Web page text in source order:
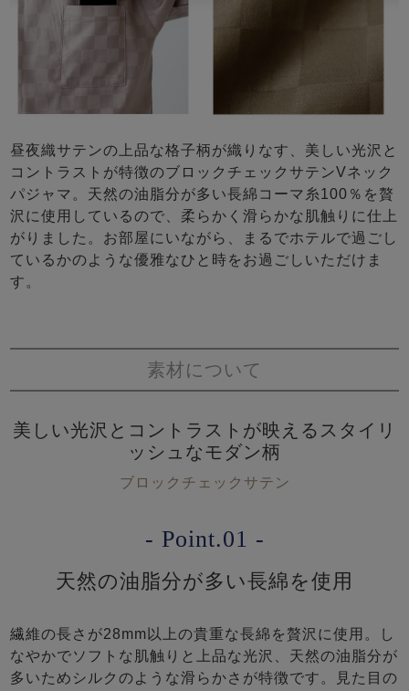
昼夜織サテンの上品な格子柄が織りなす、美しい光沢と
コントラストが特徴のブロックチェックサテンVネック
パジャマ。天然の油脂分が多い長綿コーマ糸100％を贅
沢に使用しているので、柔らかく滑らかな肌触りに仕上
がりました。お部屋にいながら、まるでホテルで過ごし
ているかのような優雅なひと時をお過ごしいただけま
す。
素材について
美しい光沢とコントラストが映えるスタイリ
ッシュなモダン柄
ブロックチェックサテン
- Point.01 -
天然の油脂分が多い長綿を使用
繊維の長さが28mm以上の貴重な長綿を贅沢に使用。し
なやかでソフトな肌触りと上品な光沢、天然の油脂分が
多いためシルクのような滑らかさが特徴です。見た目の